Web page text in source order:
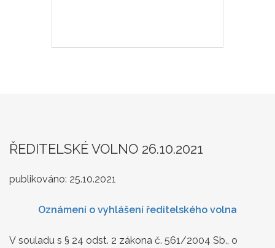
ŘEDITELSKÉ VOLNO 26.10.2021
publikováno: 25.10.2021
Oznámení o vyhlášení ředitelského volna
V souladu s § 24 odst. 2 zákona č. 561/2004 Sb., o